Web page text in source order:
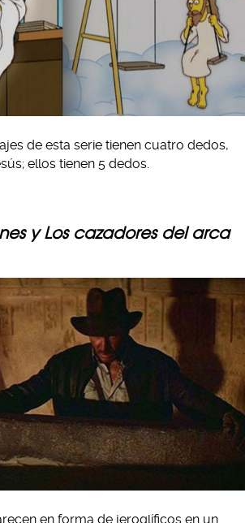
de esta serie tienen cuatro dedos,
ellos tienen 5 dedos.
y Los cazadores del arca
en forma de jeroglíficos en un